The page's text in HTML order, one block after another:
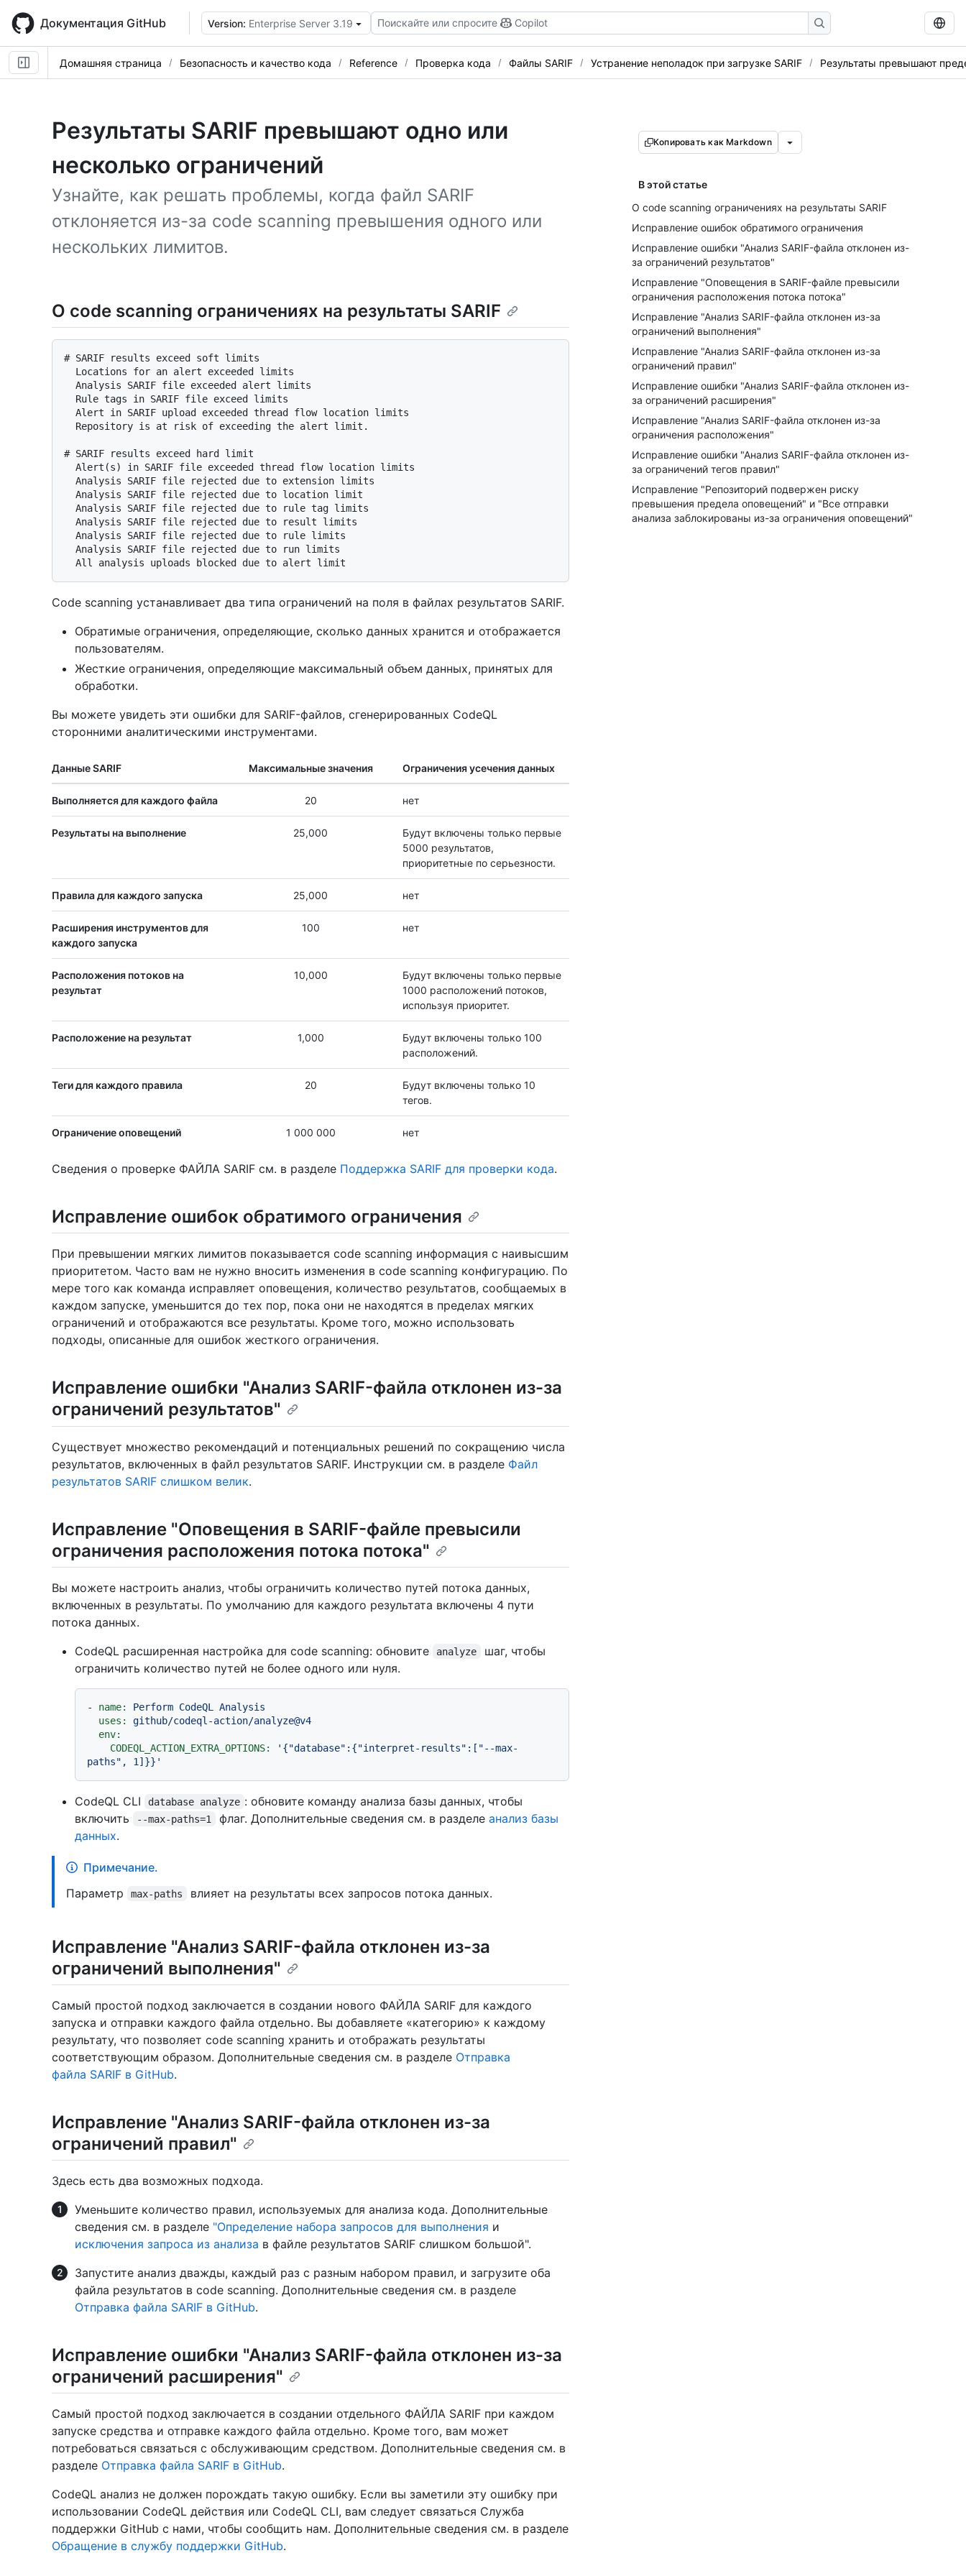
main
content
Документация GitHub Version: Enterprise Server 3.19 Поискайте или спросите Copilot
Домашняя страница Безопасность и качество кода Reference Проверка кода Файлы SARIF Устранение неполадок при загрузке SARIF Результаты превышают
Результаты SARIF превышают одно или
несколько ограничений
Узнайте, как решать проблемы, когда файл SARIF
отклоняется из-за code scanning превышения одного или
нескольких лимитов.
Копировать как Markdown
В этой статье
О code scanning ограничениях на результаты SARIF
Исправление ошибок обратимого ограничения
Исправление ошибки "Анализ SARIF-файла отклонен из-
за ограничений результатов"
Исправление "Оповещения в SARIF-файле превысили
ограничения расположения потока потока"
Исправление "Анализ SARIF-файла отклонен из-за
ограничений выполнения"
Исправление "Анализ SARIF-файла отклонен из-за
ограничений правил"
Исправление ошибки "Анализ SARIF-файла отклонен из-
за ограничений расширения"
Исправление "Анализ SARIF-файла отклонен из-за
ограничения расположения"
Исправление ошибки "Анализ SARIF-файла отклонен из-
за ограничений тегов правил"
Исправление "Репозиторий подвержен риску
превышения предела оповещений" и "Все отправки
анализа заблокированы из-за ограничения оповещений"
О code scanning ограничениях на результаты SARIF
# SARIF results exceed soft limits
# SARIF results exceed hard limit
Code scanning устанавливает два типа ограничений на поля в файлах результатов SARIF.
Обратимые ограничения, определяющие, сколько данных хранится и отображается
пользователям.
Жесткие ограничения, определяющие максимальный объем данных, принятых для
обработки.
Вы можете увидеть эти ошибки для SARIF-файлов, сгенерированных CodeQL
сторонними аналитическими инструментами.
Данные SARIF Максимальные значения Ограничения усечения данных
Выполняется для каждого файла 20 нет
Результаты на выполнение 25,000
Будут включены только первые
5000 результатов,
приоритетные по серьезности.
Правила для каждого запуска 25,000 нет
Расширения инструментов для
каждого запуска
100 нет
Расположения потоков на
результат
10,000
Будут включены только первые
1000 расположений потоков,
используя приоритет.
Расположение на результат 1,000
Будут включены только 100
расположений.
Теги для каждого правила 20
Будут включены только 10
тегов.
Ограничение оповещений 1 000 000 нет
Сведения о проверке ФАЙЛА SARIF см. в разделе Поддержка SARIF для проверки кода.
Исправление ошибок обратимого ограничения
При превышении мягких лимитов показывается code scanning информация с наивысшим
приоритетом. Часто вам не нужно вносить изменения в code scanning конфигурацию. По
мере того как команда исправляет оповещения, количество результатов, сообщаемых в
каждом запуске, уменьшится до тех пор, пока они не находятся в пределах мягких
ограничений и отображаются все результаты. Кроме того, можно использовать
подходы, описанные для ошибок жесткого ограничения.
Исправление ошибки "Анализ SARIF-файла отклонен из-за
ограничений результатов"
Существует множество рекомендаций и потенциальных решений по сокращению числа
результатов, включенных в файл результатов SARIF. Инструкции см. в разделе Файл
результатов SARIF слишком велик.
Исправление "Оповещения в SARIF-файле превысили
ограничения расположения потока потока"
Вы можете настроить анализ, чтобы ограничить количество путей потока данных,
включенных в результаты. По умолчанию для каждого результата включены 4 пути
потока данных.
CodeQL расширенная настройка для code scanning: обновите
analyze
шаг, чтобы
ограничить количество путей не более одного или нуля.
- name: Perform CodeQL
Analysis
uses:
github/codeql-action/analyze@v4
env:
CODEQL_ACTION_EXTRA_OPTIONS:
'{"database":{"interpret-results":["--max-
paths", 1]}}'
CodeQL CLI database analyze : обновите команду анализа базы данных, чтобы
включить
--max-paths=1 флаг. Дополнительные сведения см. в разделе анализ базы
данных.
Примечание.
Параметр
max-paths влияет на результаты всех запросов потока данных.
Исправление "Анализ SARIF-файла отклонен из-за
ограничений выполнения"
Самый простой подход заключается в создании нового ФАЙЛА SARIF для каждого
запуска и отправки каждого файла отдельно. Вы добавляете «категорию» к каждому
результату, что позволяет code scanning хранить и отображать результаты
соответствующим образом. Дополнительные сведения см. в разделе Отправка
файла SARIF в GitHub.
Исправление "Анализ SARIF-файла отклонен из-за
ограничений правил"
Здесь есть два возможных подхода.
Уменьшите количество правил, используемых для анализа кода. Дополнительные
сведения см. в разделе "Определение набора запросов для выполнения и
исключения запроса из анализа в файле результатов SARIF слишком большой".
Запустите анализ дважды, каждый раз с разным набором правил, и загрузите оба
файла результатов в code scanning. Дополнительные сведения см. в разделе
Отправка файла SARIF в GitHub.
Исправление ошибки "Анализ SARIF-файла отклонен из-за
ограничений расширения"
Самый простой подход заключается в создании отдельного ФАЙЛА SARIF при каждом
запуске средства и отправке каждого файла отдельно. Кроме того, вам может
потребоваться связаться с обслуживающим средством. Дополнительные сведения см. в
разделе Отправка файла SARIF в GitHub.
CodeQL анализ не должен порождать такую ошибку. Если вы заметили эту ошибку при
использовании CodeQL действия или CodeQL CLI, вам следует связаться Служба
поддержки GitHub с нами, чтобы сообщить нам. Дополнительные сведения см. в разделе
Обращение в службу поддержки GitHub.